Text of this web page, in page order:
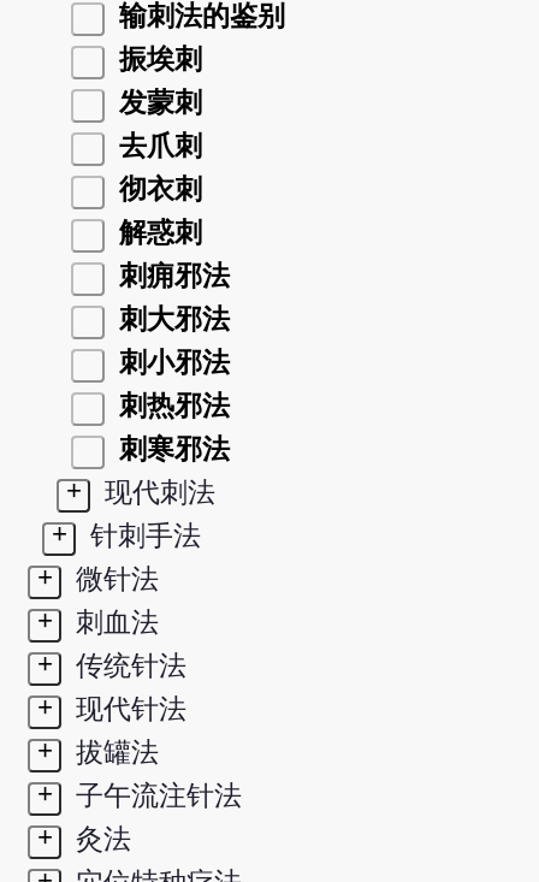
输刺法的鉴别
振埃刺
发蒙刺
去爪刺
彻衣刺
解惑刺
刺痈邪法
刺大邪法
刺小邪法
刺热邪法
刺寒邪法
+
现代刺法
+
针刺手法
+
微针法
+
刺血法
+
传统针法
+
现代针法
+
拔罐法
+
子午流注针法
+
灸法